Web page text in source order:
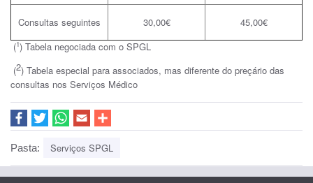
Consultas seguintes 30,00€
45,00€
(1) Tabela negociada com o SPGL
(2) Tabela especial para associados, mas diferente do preçário das
consultas nos Serviços Médico
Pasta: Serviços SPGL